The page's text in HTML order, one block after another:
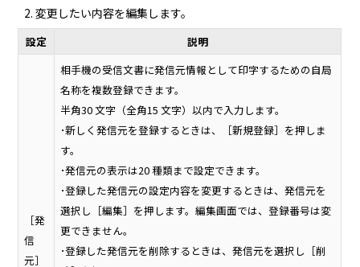
変更したい内容を編集します。
設定 説明
［発
信
元］
相手機の受信文書に発信元情報として印字するための自局
名称を複数登録できます。
半角30 文字（全角15 文字）以内で入力します。
･新しく発信元を登録するときは、［新規登録］を押しま
す。
･発信元の表示は20 種類まで設定できます。
･登録した発信元の設定内容を変更するときは、発信元を
選択し［編集］を押します。編集画面では、登録番号は変
更できません。
･登録した発信元を削除するときは、発信元を選択し［削